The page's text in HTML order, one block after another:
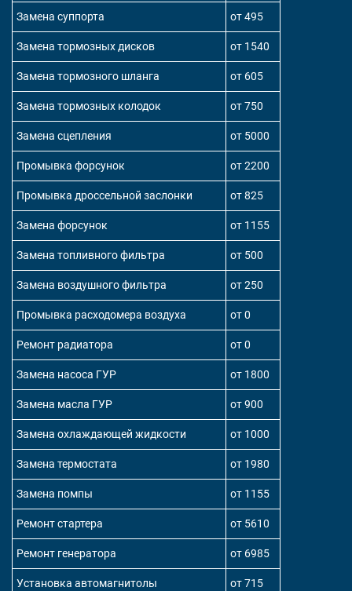
Замена суппорта от 495
Замена тормозных дисков от 1540
Замена тормозного шланга от 605
Замена тормозных колодок от 750
Замена сцепления от 5000
Промывка форсунок от 2200
Промывка дроссельной заслонки от 825
Замена форсунок от 1155
Замена топливного фильтра от 500
Замена воздушного фильтра от 250
Промывка расходомера воздуха от 0
Ремонт радиатора от 0
Замена насоса ГУР от 1800
Замена масла ГУР от 900
Замена охлаждающей жидкости от 1000
Замена термостата от 1980
Замена помпы от 1155
Ремонт стартера от 5610
Ремонт генератора от 6985
Установка автомагнитолы от 715